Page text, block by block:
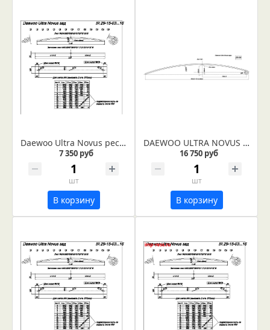
Daewoo Ultra Novus рессора задняя лист № 5 (IR 29-15-05)
7 350 руб
шт
В корзину
DAEWOO ULTRA NOVUS рессора задняя лист № 1 (IR 29-54-01)
16 750 руб
шт
В корзину